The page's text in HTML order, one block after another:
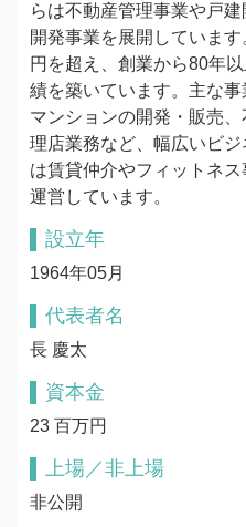
らは不動産管理事業や戸
開発事業を展開していま
円を超え、創業から80年
績を築いています。主な
マンションの開発・販売
理店業務など、幅広いビ
は賃貸仲介やフィットネ
運営しています。
設立年
1964年05月
代表者名
長 慶太
資本金
23 百万円
上場／非上場
非公開